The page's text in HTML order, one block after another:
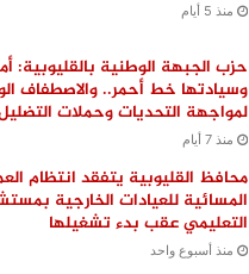
منذ 5 أيام
حزب الجبهة الوطنية بالقليوبية:
وسيادتها خط أحمر.. والاصطفاف
لمواجهة التحديات وحملات
منذ 7 أيام
محافظ القليوبية يتفقد انتظام
المسائية للعيادات الخارجية
التعليمي عقب بدء تشغيلها
منذ أسبوع واحد